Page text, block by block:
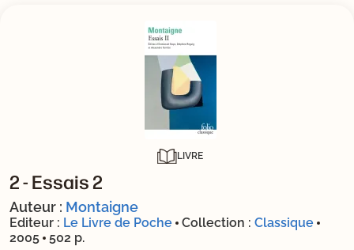
LIVRE
2 -Essais 2
Auteur : Montaigne
Editeur : Le Livre de Poche Collection : Classique
2005
502 p.